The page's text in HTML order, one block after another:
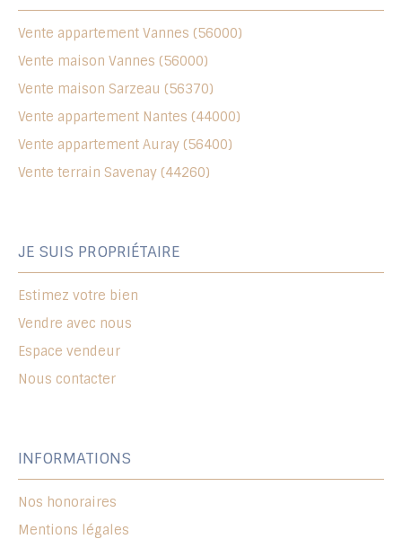
Vente appartement Vannes (56000)
Vente maison Vannes (56000)
Vente maison Sarzeau (56370)
Vente appartement Nantes (44000)
Vente appartement Auray (56400)
Vente terrain Savenay (44260)
JE SUIS PROPRIÉTAIRE
Estimez votre bien
Vendre avec nous
Espace vendeur
Nous contacter
INFORMATIONS
Nos honoraires
Mentions légales